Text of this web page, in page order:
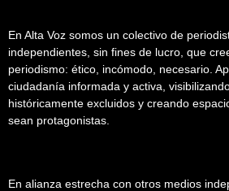
En Alta Voz somos un colectivo de
independientes, sin fines de lucro, que
periodismo: ético, incómodo, necesario.
ciudadanía informada y activa,
históricamente excluidos y creando
sean protagonistas.
En alianza estrecha con otros medios